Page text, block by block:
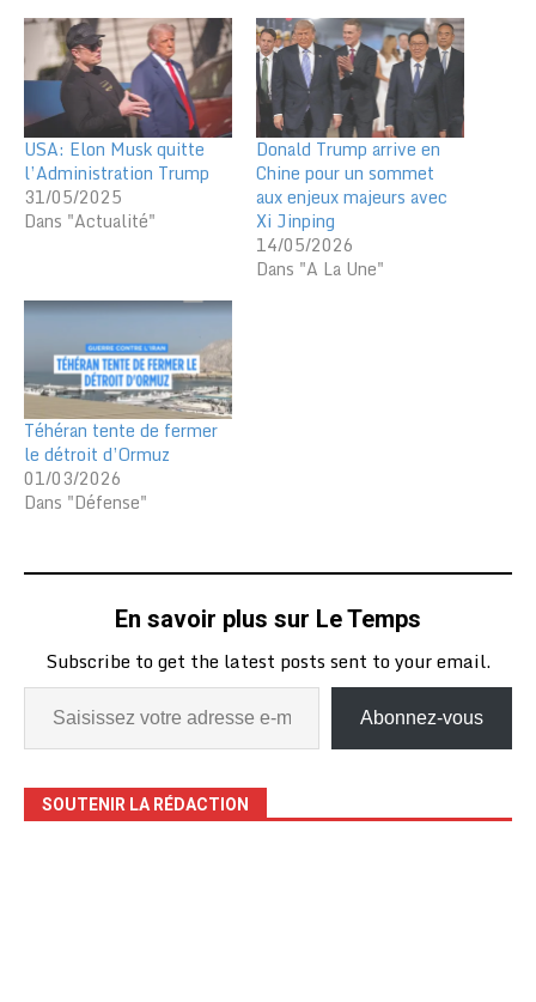
USA: Elon Musk quitte
l’Administration Trump
31/05/2025
Dans "Actualité"
Donald Trump arrive en
Chine pour un sommet
aux enjeux majeurs avec
Xi Jinping
14/05/2026
Dans "A La Une"
Téhéran tente de fermer
le détroit d’Ormuz
01/03/2026
Dans "Défense"
En savoir plus sur Le Temps
Subscribe to get the latest posts sent to your email.
Abonnez-vous
SOUTENIR LA RÉDACTION